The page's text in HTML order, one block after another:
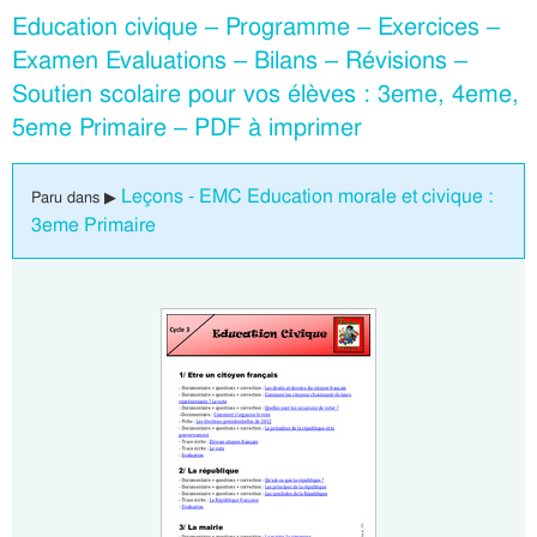
Education civique – Programme – Exercices –
Examen Evaluations – Bilans – Révisions –
Soutien scolaire pour vos élèves : 3eme, 4eme,
5eme Primaire – PDF à imprimer
Paru dans ▶ Leçons - EMC Education morale et civique :
3eme Primaire